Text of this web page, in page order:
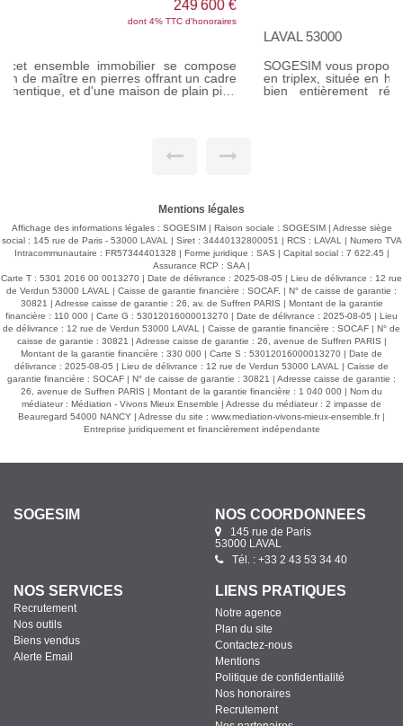
SOGESIM vous propose une Maison/Appartement de 130 m²
en triplex, située en hyper centre, secteur Rive Gauche. Ce
bien entièrement rénové avec le charme de l'ancien
wc. AU dernier étage : une pièce, un grenier Une cour LE
hors honoraires : 330 000 euros Pour tous renseignements,
contactez Sandrine DAVENEL au o7 67 94 90 67 Agent
commercial (EI) RSAC n°103643730
Mentions légales
Affichage des informations légales : SOGESIM | Raison sociale : SOGESIM | Adresse siège
social : 145 rue de Paris - 53000 LAVAL | Siret : 34440132800051 | RCS : LAVAL | Numero TVA
Intracommunautaire : FR57344401328 | Forme juridique : SAS | Capital social : 7 622.45 |
Assurance RCP : SAA |
Carte T : 5301 2016 00 0013270 | Date de délivrance : 2025-08-05 | Lieu de délivrance : 12 rue
de Verdun 53000 LAVAL | Caisse de garantie financière : SOCAF. | N° de caisse de garantie :
30821 | Adresse caisse de garantie : 26, av. de Suffren PARIS | Montant de la garantie
financière : 110 000 | Carte G : 53012016000013270 | Date de délivrance : 2025-08-05 | Lieu
de délivrance : 12 rue de Verdun 53000 LAVAL | Caisse de garantie financière : SOCAF | N° de
caisse de garantie : 30821 | Adresse caisse de garantie : 26, avenue de Suffren PARIS |
Montant de la garantie financière : 330 000 | Carte S : 53012016000013270 | Date de
délivrance : 2025-08-05 | Lieu de délivrance : 12 rue de Verdun 53000 LAVAL | Caisse de
garantie financière : SOCAF | N° de caisse de garantie : 30821 | Adresse caisse de garantie :
26, avenue de Suffren PARIS | Montant de la garantie financière : 1 040 000 | Nom du
médiateur : Médiation - Vivons Mieux Ensemble | Adresse du médiateur : 2 impasse de
Beauregard 54000 NANCY | Adresse du site : www.mediation-vivons-mieux-ensemble.fr|
Entreprise juridiquement et financièrement indépendante
SOGESIM NOS COORDONNÉES
145 rue de Paris
53000 LAVAL
Tél. : +33 2 43 53 34 40
NOS SERVICES
Recrutement
Nos outils
Biens vendus
Alerte Email
LIENS PRATIQUES
Notre agence
Plan du site
Contactez-nous
Mentions
Politique de confidentialité
Nos honoraires
Recrutement